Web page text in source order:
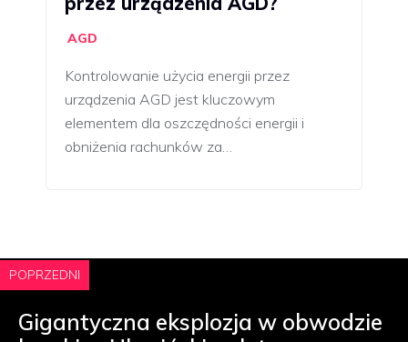
AGD
Kontrolowanie użycia energii przez
urządzenia AGD jest kluczowym
elementem dla oszczędności energii i
obniżenia rachunków za…
POPRZEDNI
Gigantyczna eksplozja w obwodzie